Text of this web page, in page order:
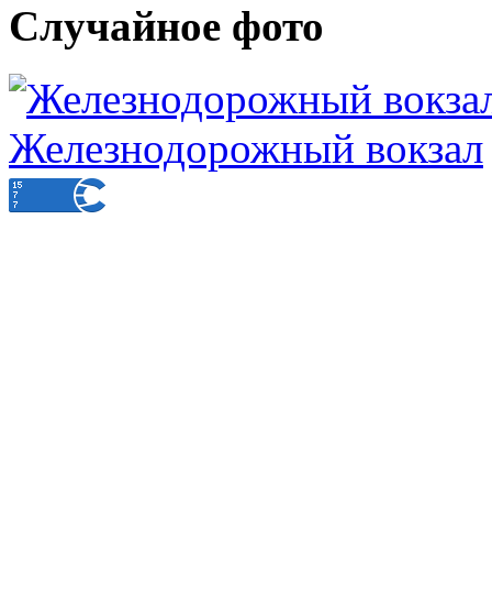
Случайное фото
Железнодорожный вокзал